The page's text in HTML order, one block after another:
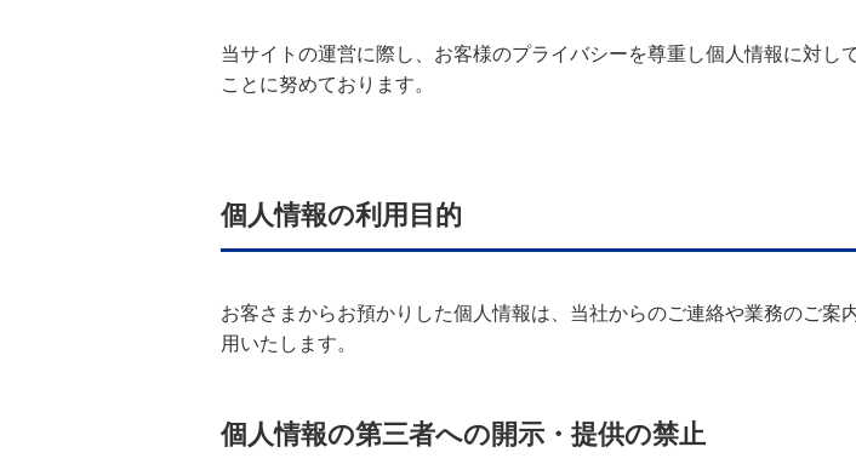
当サイトの運営に際し、お客様のプライバシーを尊重し個人情報に対
ことに努めております。
個人情報の利用目的
お客さまからお預かりした個人情報は、当社からのご連絡や業務のご
用いたします。
個人情報の第三者への開示・提供の禁止